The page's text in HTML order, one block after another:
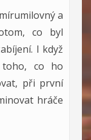
a
co byl
I když
co ho
při první
hráče